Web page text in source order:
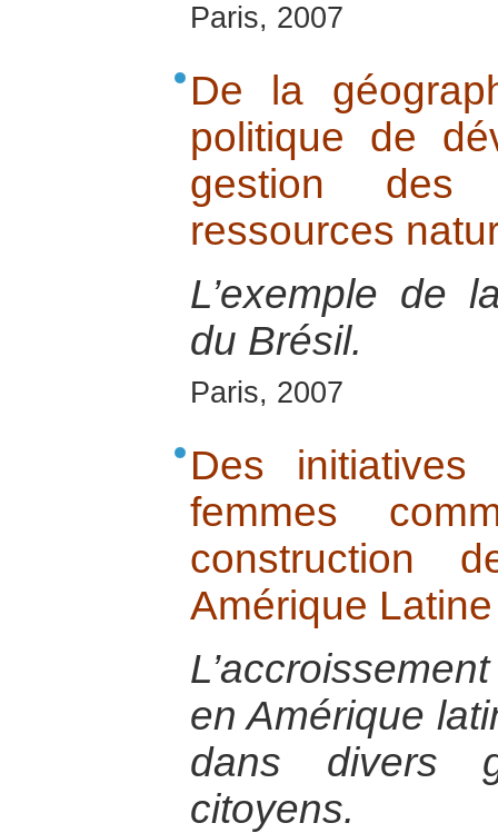
Paris, 2007
De la
politique de
gestion
ressources
L’exemple de
du Brésil.
Paris, 2007
Des
femmes
construction
Amérique Latine
en Amérique
dans divers
citoyens.